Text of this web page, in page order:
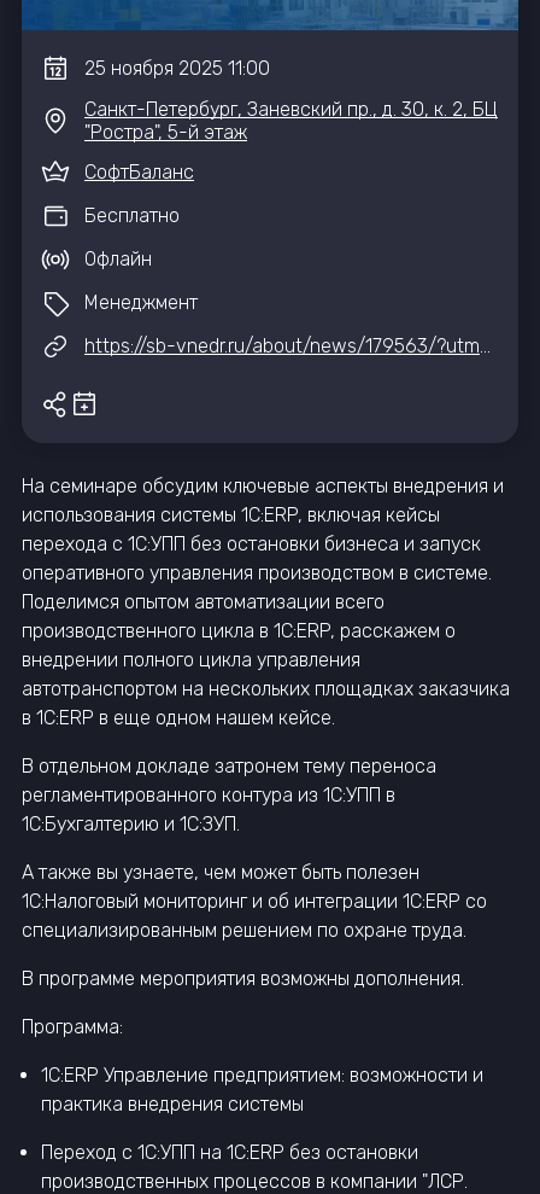
25 ноября 2025 11:00
Санкт-Петербург, Заневский пр., д. 30, к. 2, БЦ
"Ростра", 5-й этаж
СофтБаланс
Бесплатно
Офлайн
Менеджмент
https://sb-vnedr.ru/about/news/179563/?utm_source=iteventhub&utm_medium=post&utm_campaign=2025_11_25
На семинаре обсудим ключевые аспекты внедрения и
использования системы 1С:ERP, включая кейсы
перехода с 1С:УПП без остановки бизнеса и запуск
оперативного управления производством в системе.
Поделимся опытом автоматизации всего
производственного цикла в 1С:ERP, расскажем о
внедрении полного цикла управления
автотранспортом на нескольких площадках заказчика
в 1С:ERP в еще одном нашем кейсе.
В отдельном докладе затронем тему переноса
регламентированного контура из 1С:УПП в
1С:Бухгалтерию и 1С:ЗУП.
А также вы узнаете, чем может быть полезен
1С:Налоговый мониторинг и об интеграции 1С:ERP со
специализированным решением по охране труда.
В программе мероприятия возможны дополнения.
Программа:
1С:ERP Управление предприятием: возможности и
практика внедрения системы
Переход с 1С:УПП на 1С:ERP без остановки
производственных процессов в компании "ЛСР.